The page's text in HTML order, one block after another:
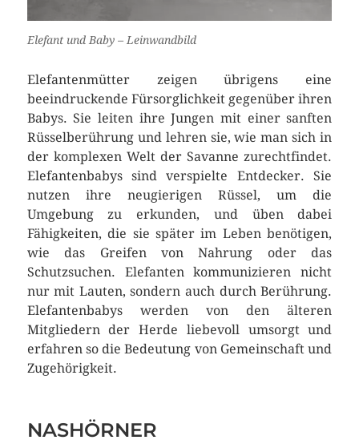
Elefant und Baby – Leinwandbild
Elefantenmütter zeigen übrigens eine
beeindruckende Fürsorglichkeit gegenüber ihren
Babys. Sie leiten ihre Jungen mit einer sanften
Rüsselberührung und lehren sie, wie man sich in
der komplexen Welt der Savanne zurechtfindet.
Elefantenbabys sind verspielte Entdecker. Sie
nutzen ihre neugierigen Rüssel, um die
Umgebung zu erkunden, und üben dabei
Fähigkeiten, die sie später im Leben benötigen,
wie das Greifen von Nahrung oder das
Schutzsuchen. Elefanten kommunizieren nicht
nur mit Lauten, sondern auch durch Berührung.
Elefantenbabys werden von den älteren
Mitgliedern der Herde liebevoll umsorgt und
erfahren so die Bedeutung von Gemeinschaft und
Zugehörigkeit.
NASHÖRNER